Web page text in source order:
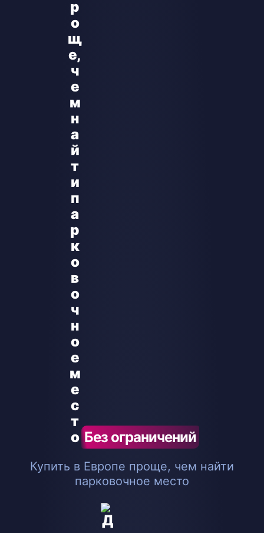
Без ограничений
Купить в Европе проще, чем найти
парковочное место